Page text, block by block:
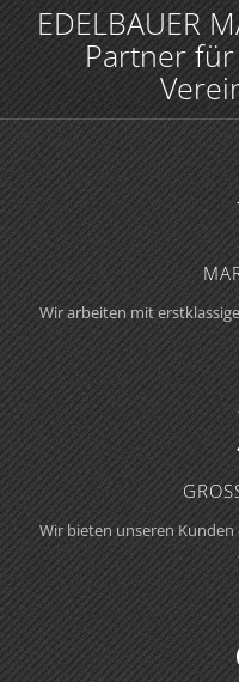
EDELBAUER
Partner
Wir arbeiten mit
Wir bieten unseren